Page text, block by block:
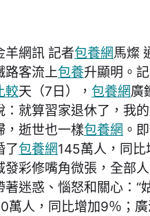
羊網訊 記者包養網馬燦
路客流上包養升顯明。
較天（7日）， 包養網廣
：就算習家退休了，我
，逝世也一樣包養網 。
了包養網145萬人，同比
發彩修嘴角微張，全部
著迷惑、惱怒和關心：“
萬人，同比增加9％；